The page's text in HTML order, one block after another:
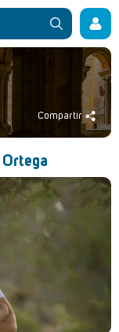
Compartir
Ortega